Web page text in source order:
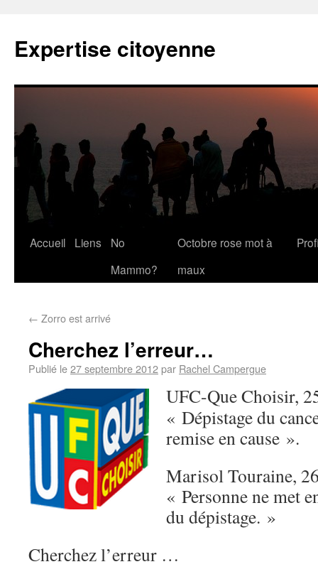
Expertise citoyenne
Accueil Liens
No
Mammo?
Octobre rose mot à
maux
← Zorro est arrivé
Cherchez l’erreur…
Publié le27 septembre 2012par Rachel Campergue
UFC-Que Choisir,
« Dépistage du
remise en cause ».
Marisol Touraine,
« Personne ne met
du dépistage. »
Cherchez l’erreur …